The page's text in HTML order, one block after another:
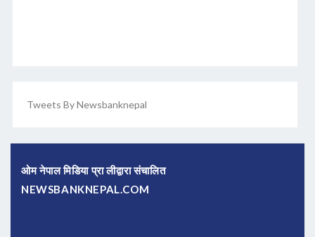
Tweets By Newsbanknepal
ओम नेपाल मिडिया प्रा लीद्वारा संचालित
NEWSBANKNEPAL.COM